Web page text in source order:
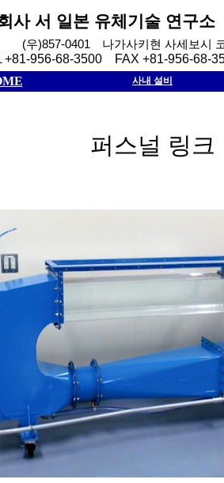
사 서 일본 유체기술 연구소
(우)857-0401 나가사키현 사세보시
+81-956-68-3500 FAX +81-956-68-
사내 설비
퍼스널 링크